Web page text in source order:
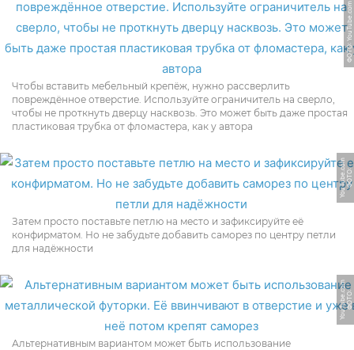
ФОТО: YouTube.com
Чтобы вставить мебельный крепёж, нужно рассверлить
повреждённое отверстие. Используйте ограничитель на сверло,
чтобы не проткнуть дверцу насквозь. Это может быть даже простая
пластиковая трубка от фломастера, как у автора
Ф
О
Т
О:
Y
o
u
T
u
b
e.
c
o
m
Затем просто поставьте петлю на место и зафиксируйте её
конфирматом. Но не забудьте добавить саморез по центру петли
для надёжности
Ф
О
Т
О:
Y
o
u
T
u
b
e.
c
o
m
Альтернативным вариантом может быть использование